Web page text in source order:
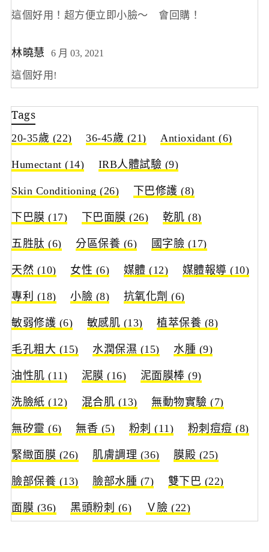
這個好用！超方便立即小臉～ 會回購！
林曉慧 6 月 03, 2021
這個好用!
Tags
20-35歲 (22) 36-45歲 (21) Antioxidant (6)
Humectant (14) IRB人體試驗 (9)
Skin Conditioning (26) 下巴修護 (8)
下巴膜 (17) 下巴面膜 (26) 乾肌 (8)
五胜肽 (6) 分區保養 (6) 國字臉 (17)
天然 (10) 女性 (6) 媒體 (12) 媒體報導 (10)
專利 (18) 小臉 (8) 抗氧化劑 (6)
敏弱修護 (6) 敏感肌 (13) 植萃保養 (8)
毛孔粗大 (15) 水潤保濕 (15) 水腫 (9)
油性肌 (11) 泥膜 (16) 泥面膜棒 (9)
洗臉紙 (12) 混合肌 (13) 無動物實驗 (7)
無矽靈 (6) 無香 (5) 粉刺 (11) 粉刺痘痘 (8)
緊緻面膜 (26) 肌膚調理 (36) 膜殿 (25)
臉部保養 (13) 臉部水腫 (7) 雙下巴 (22)
面膜 (36) 黑頭粉刺 (6) Ｖ臉 (22)